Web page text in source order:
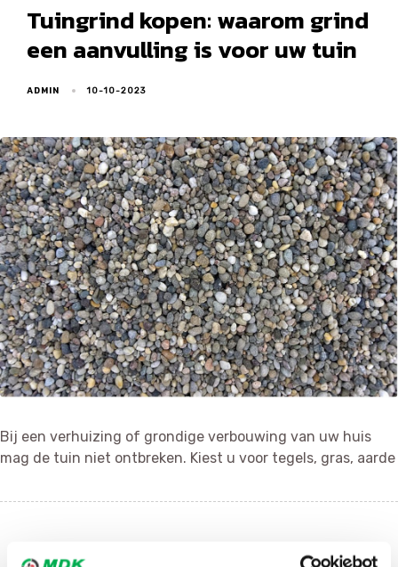
Tuingrind kopen: waarom grind
een aanvulling is voor uw tuin
ADMIN 10-10-2023
Bij een verhuizing of grondige verbouwing van uw huis
mag de tuin niet ontbreken. Kiest u voor tegels, gras, aarde